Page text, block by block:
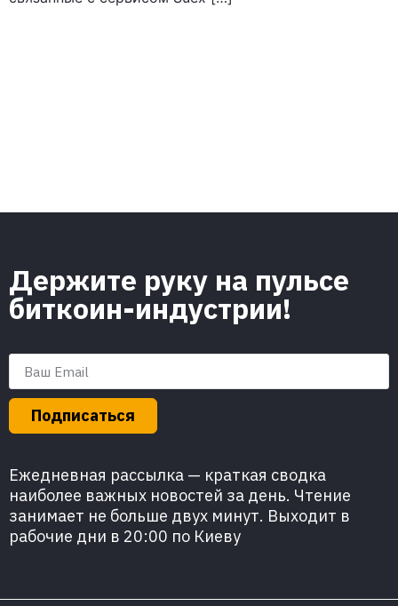
Держите руку на пульсе
биткоин-индустрии!
Подписаться
Ежедневная рассылка — краткая сводка
наиболее важных новостей за день. Чтение
занимает не больше двух минут. Выходит в
рабочие дни в 20:00 по Киеву